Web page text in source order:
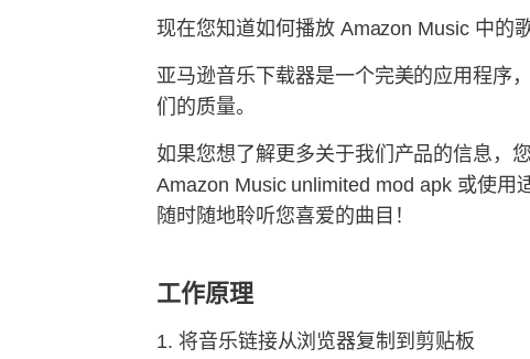
现在您知道如何播放 Amazon Music 中的
亚马逊音乐下载器是一个完美的应用程序
们的质量。
如果您想了解更多关于我们产品的信息，
Amazon Music unlimited mod apk 或使用
随时随地聆听您喜爱的曲目！
工作原理
将音乐链接从浏览器复制到剪贴板